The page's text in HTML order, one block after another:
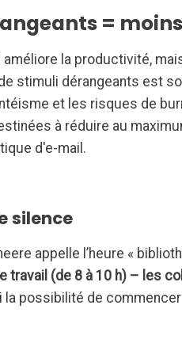
=
la productivité,
stimuli dérangeants est
et les risques de
à réduire au
d'e-mail.
silence
appelle l’heure «
travail (de 8 à 10 h) – les
la possibilité de